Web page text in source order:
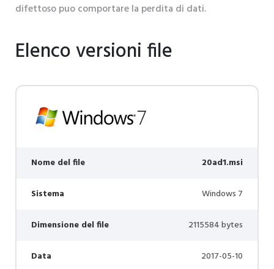
difettoso puo comportare la perdita di dati.
Elenco versioni file
Nome del file 20ad1.msi
Sistema Windows 7
Dimensione del file 2115584 bytes
Data 2017-05-10